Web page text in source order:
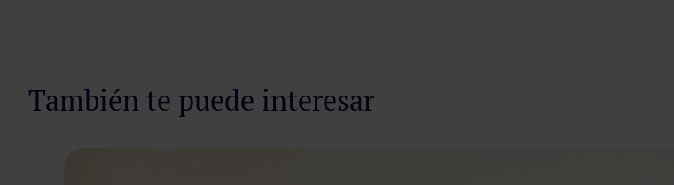
También te puede interesar